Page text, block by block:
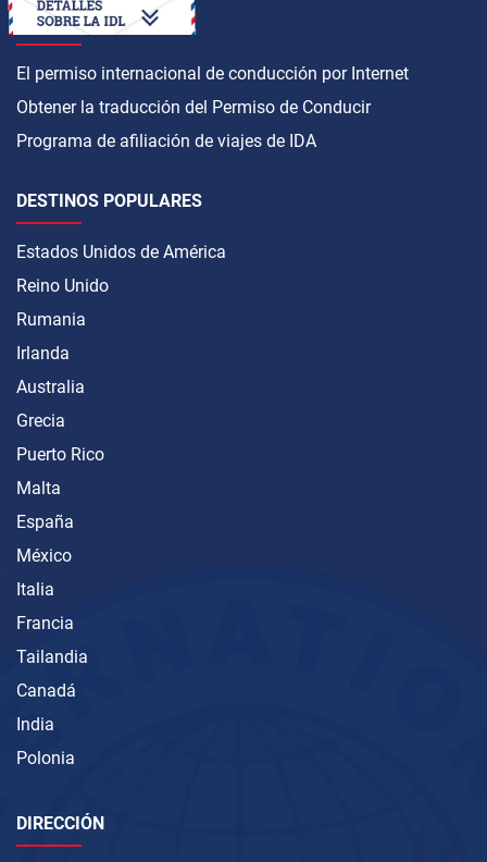
CÓMO OBTENER
El permiso internacional de conducción por Internet
Obtener la traducción del Permiso de Conducir
Programa de afiliación de viajes de IDA
DESTINOS POPULARES
Estados Unidos de América
Reino Unido
Rumania
Irlanda
Australia
Grecia
Puerto Rico
Malta
España
México
Italia
Francia
Tailandia
Canadá
India
Polonia
DIRECCIÓN